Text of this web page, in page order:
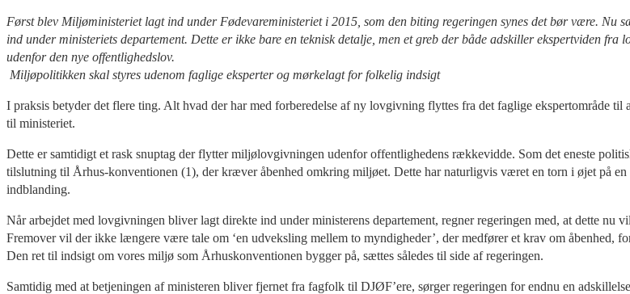
Først blev Miljøministeriet lagt ind under Fødevareministeriet i 2015, som den biting regeringen synes det bør være.
ind under ministeriets departement. Dette er ikke bare en teknisk detalje, men et greb der både adskiller ekspertviden
udenfor den nye offentlighedslov.
Miljøpolitikken skal styres udenom faglige eksperter og mørkelagt for folkelig indsigt
I praksis betyder det flere ting. Alt hvad der har med forberedelse af ny lovgivning flyttes fra det faglige ekspertområde
til ministeriet.
Dette er samtidigt et rask snuptag der flytter miljølovgivningen udenfor offentlighedens rækkevidde. Som det eneste
tilslutning til Århus-konventionen (1), der kræver åbenhed omkring miljøet. Dette har naturligvis været en torn i øjet på
indblanding.
Når arbejdet med lovgivningen bliver lagt direkte ind under ministerens departement, regner regeringen med, at dette
Fremover vil der ikke længere være tale om ‘en udveksling mellem to myndigheder’, der medfører et krav om åbenhed,
Den ret til indsigt om vores miljø som Århuskonventionen bygger på, sættes således til side af regeringen.
Samtidig med at betjeningen af ministeren bliver fjernet fra fagfolk til DJØF’ere, sørger regeringen for endnu en